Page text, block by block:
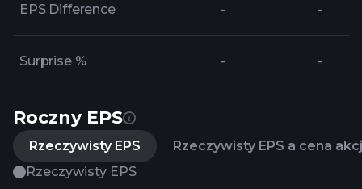
EPS Difference - -
Surprise % - -
Roczny EPS
Rzeczywisty EPS
Rzeczywisty EPS a cena
Rzeczywisty EPS